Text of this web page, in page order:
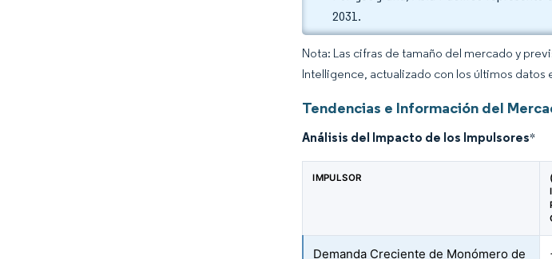
2031.
Nota: Las cifras de tamaño del mercado y
Intelligence, actualizado con los últimos
Tendencias e Información del
Análisis del Impacto de los Impulsores*
IMPULSOR
Demanda Creciente de Monómero de